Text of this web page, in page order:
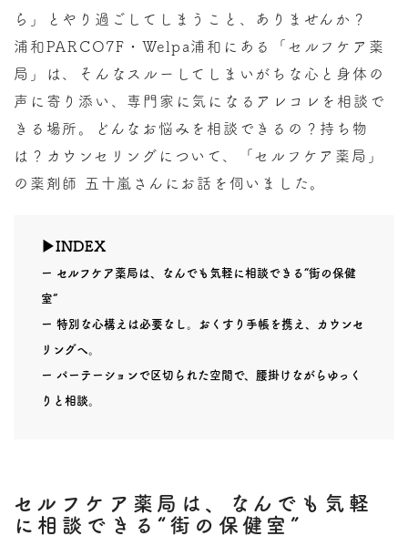
ら」とやり過ごしてしまうこと、ありませんか？
浦和PARCO7F・Welpa浦和にある「セルフケア薬
局」は、そんなスルーしてしまいがちな心と身体の
声に寄り添い、専門家に気になるアレコレを相談で
きる場所。どんなお悩みを相談できるの？持ち物
は？カウンセリングについて、「セルフケア薬局」
の薬剤師 五十嵐さんにお話を伺いました。
▶INDEX
ー セルフケア薬局は、なんでも気軽に相談できる“街の保健
室”
ー 特別な心構えは必要なし。おくすり手帳を携え、カウンセ
リングへ。
ー パーテーションで区切られた空間で、腰掛けながらゆっく
りと相談。
セルフケア薬局は、なんでも気軽
に相談できる“街の保健室”